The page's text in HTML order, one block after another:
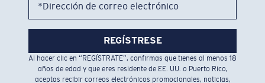
*Dirección de correo electrónico
REGÍSTRESE
Al hacer clic en “REGÍSTRATE”, confirmas que tienes al menos 18
años de edad y que eres residente de EE. UU. o Puerto Rico,
aceptas recibir correos electrónicos promocionales, noticias,